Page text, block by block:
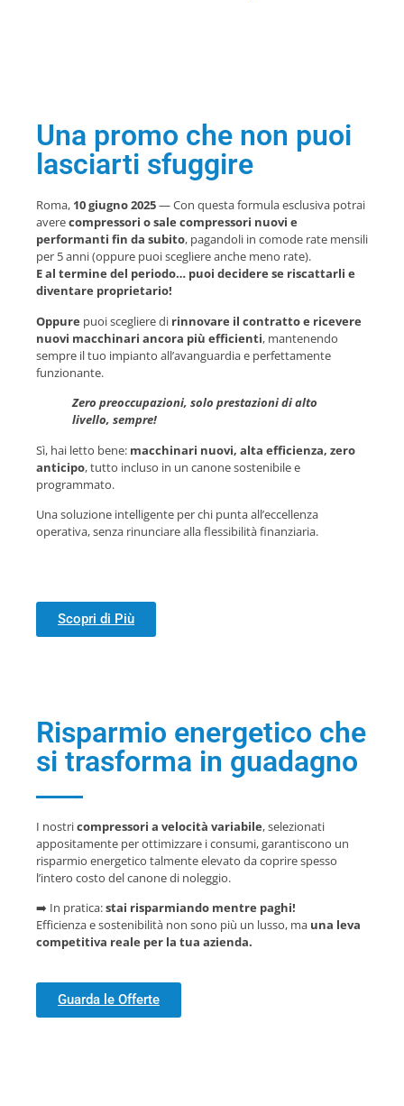
Una promo che non puoi
lasciarti sfuggire
Roma, 10 giugno 2025— Con questa formula esclusiva potrai
averecompressori o sale compressori nuovi e
performanti fin da subito, pagandoli in comode rate mensili
per 5 anni (oppure puoi scegliere anche meno rate).
E al termine del periodo… puoi decidere se riscattarli e
diventare proprietario!
Oppure puoi scegliere di rinnovare il contratto e ricevere
nuovi macchinari ancora più efficienti, mantenendo
sempre il tuo impianto all’avanguardia e perfettamente
funzionante.
Zero preoccupazioni, solo prestazioni di alto
livello, sempre!
Sì, hai letto bene: macchinari nuovi, alta efficienza, zero
anticipo, tutto incluso in un canone sostenibile e
programmato.
Una soluzione intelligente per chi punta all’eccellenza
operativa, senza rinunciare alla flessibilità finanziaria.
Scopri di Più
Risparmio energetico che
si trasforma in guadagno
I nostricompressori a velocità variabile, selezionati
appositamente per ottimizzare i consumi, garantiscono un
risparmio energetico talmente elevato da coprire spesso
l’intero costo del canone di noleggio.
➡️ In pratica:stai risparmiando mentre paghi!
Efficienza e sostenibilità non sono più un lusso, ma una leva
competitiva reale per la tua azienda.
Guarda le Offerte